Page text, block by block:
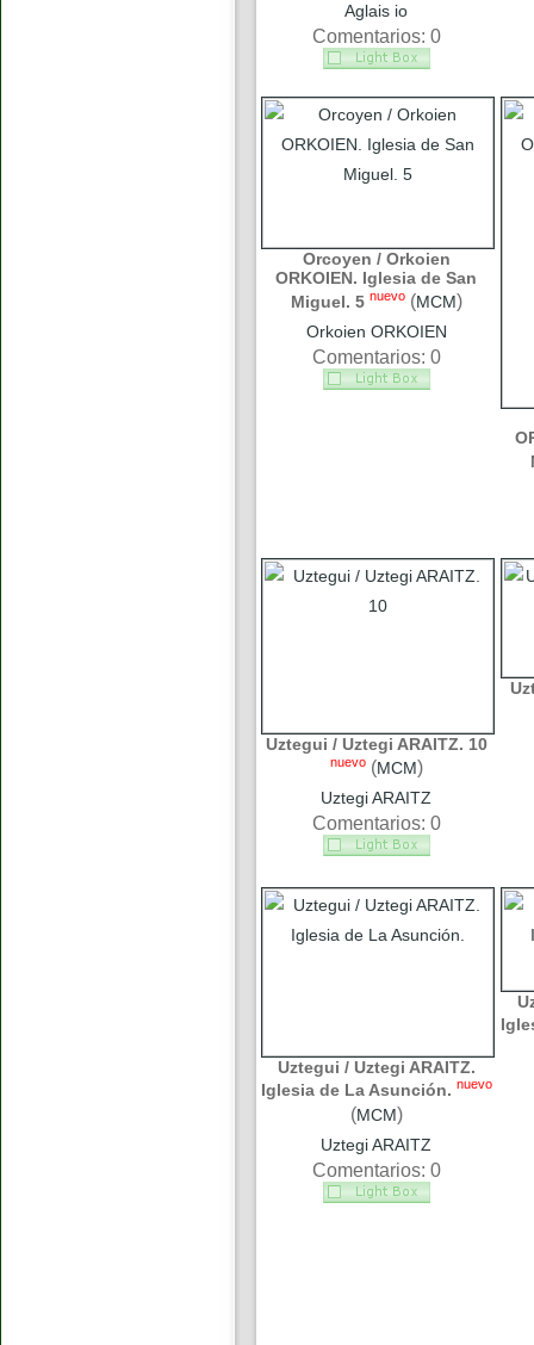
Aglais io
Comentarios: 0
Orcoyen / Orkoien
ORKOIEN. Iglesia de San
Miguel. 5 nuevo (MCM)
Orkoien ORKOIEN
Comentarios: 0
Uztegui / Uztegi ARAITZ. 10
nuevo (MCM)
Uztegi ARAITZ
Comentarios: 0
Uztegui / Uztegi ARAITZ.
Iglesia de La Asunción. nuevo
(MCM)
Uztegi ARAITZ
Comentarios: 0